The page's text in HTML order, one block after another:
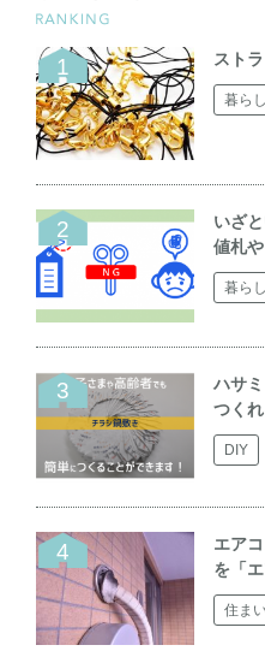
スト
暮ら
いざ
値札
暮ら
ハサ
つく
DIY
エア
を「
住ま